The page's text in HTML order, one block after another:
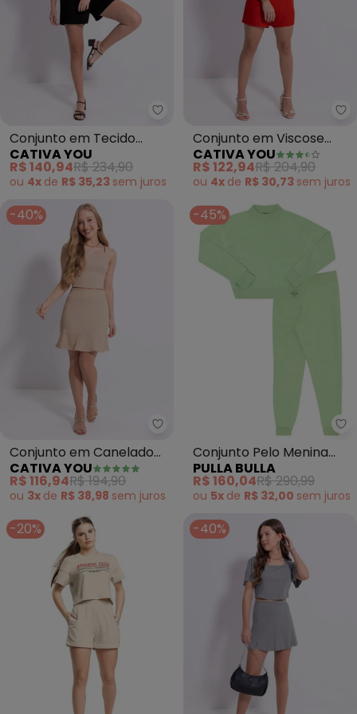
Conjunto em Tecido
Texturizado (Preto)
CATIVA YOU
R$ 140,94R$ 234,90
ou 4x de R$ 35,23 sem juros
Conjunto em Viscose
(Vermelho)
CATIVA YOU
R$ 122,94R$ 204,90
ou 4x de R$ 30,73 sem juros
-40%
Conjunto em Canelado
(Bege)
CATIVA YOU
R$ 116,94R$ 194,90
ou 3x de R$ 38,98 sem juros
-45%
Conjunto Pelo Menina
(Verde)
PULLA BULLA
R$ 160,04R$ 290,99
ou 5x de R$ 32,00 sem juros
-20% -40%